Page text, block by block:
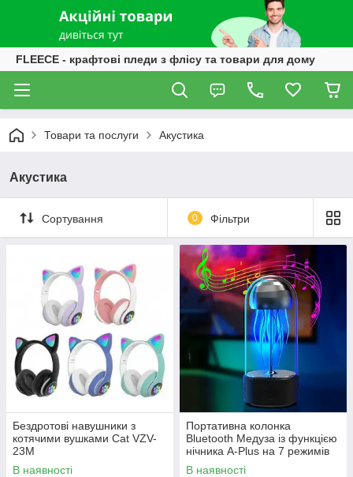
FLEECE - крафтові пледи з флісу та товари для дому
Товари та послуги Акустика
Акустика
Сортування 0 Фільтри
Бездротові навушники з
котячими вушками Cat VZV-
23M
В наявності
Портативна колонка
Bluetooth Медуза із функцією
нічника A-Plus на 7 режимів
світла, об'ємний звук 360°
В наявності